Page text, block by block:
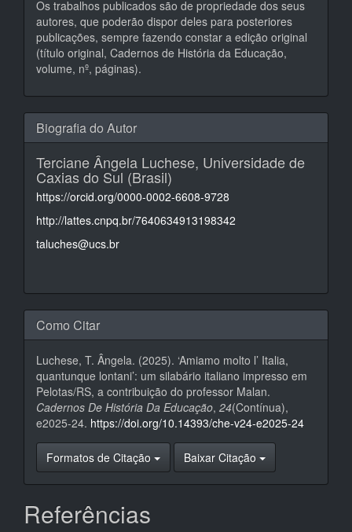
Os trabalhos publicados são de propriedade dos seus
autores, que poderão dispor deles para posteriores
publicações, sempre fazendo constar a edição original
(título original, Cadernos de História da Educação,
volume, nº, páginas).
Biografia do Autor
Terciane Ângela Luchese, Universidade de
Caxias do Sul (Brasil)
https://orcid.org/0000-0002-6608-9728
http://lattes.cnpq.br/7640634913198342
taluches@ucs.br
Como Citar
Luchese, T. Ângela. (2025). ‘Amiamo molto l’ Italia,
quantunque lontani’: um silabário italiano impresso em
Pelotas/RS, a contribuição do professor Malan.
Cadernos De História Da Educação, 24(Contínua),
e2025-24. https://doi.org/10.14393/che-v24-e2025-24
Formatos de Citação Baixar Citação
Referências